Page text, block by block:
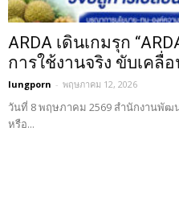
ARDA เดินเกมรุก
การใช้งานจริง ขับเคลื่
lungporn - พฤษภาคม 12, 2026
วันที่ 8 พฤษภาคม 2569 สำนักงานพัฒ
หรือ...